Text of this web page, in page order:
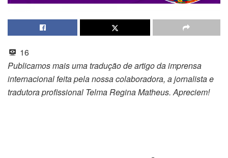
16
Publicamos mais uma tradução de artigo da imprensa
internacional feita pela nossa colaboradora, a jornalista e
tradutora profissional Telma Regina Matheus. Apreciem!